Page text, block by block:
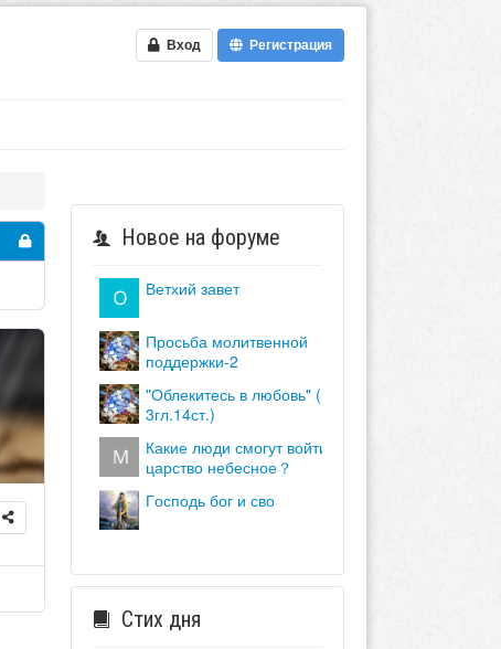
Вход Регистрация
Новое на форуме
ветхий завет
просьба молитвенной
поддержки-2
"облекитесь в любовь" (кол.
3гл.14ст.)
какие люди смогут войти в
царство небесное？
господь бог и сво
Стих дня